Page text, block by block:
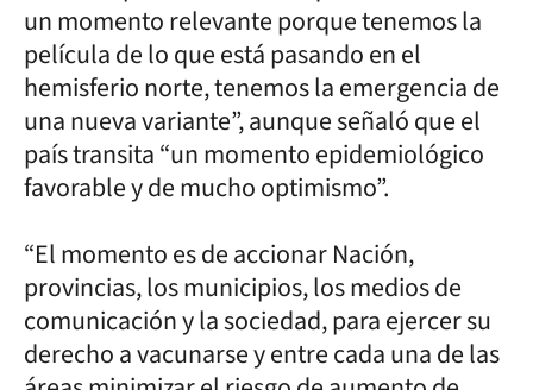
un momento relevante porque tenemos la
película de lo que está pasando en el
hemisferio norte, tenemos la emergencia de
una nueva variante”, aunque señaló que el
país transita “un momento epidemiológico
favorable y de mucho optimismo”.
“El momento es de accionar Nación,
provincias, los municipios, los medios de
comunicación y la sociedad, para ejercer su
derecho a vacunarse y entre cada una de las